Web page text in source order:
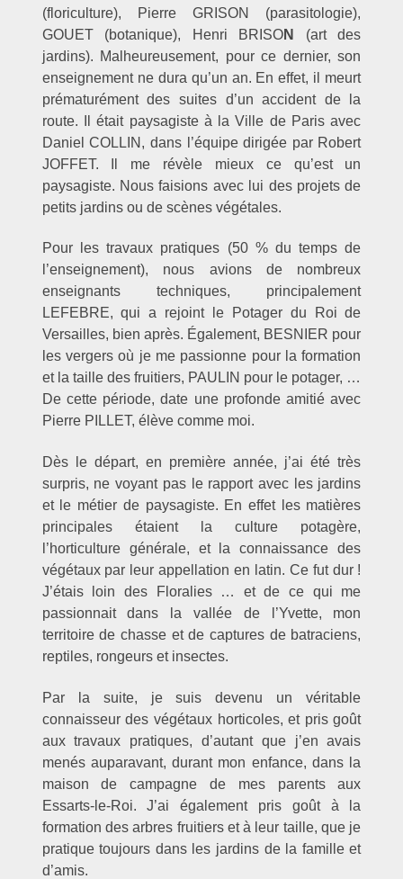
(floriculture), Pierre GRISON (parasitologie),
GOUET (botanique), Henri BRISON
(art des
jardins). Malheureusement, pour ce dernier, son
enseignement ne dura qu’un an. En effet, il meurt
prématurément des suites d’un accident de la
route. Il était paysagiste à la Ville de Paris avec
Daniel COLLIN, dans l’équipe dirigée par Robert
JOFFET. Il me révèle mieux ce qu’est un
paysagiste. Nous faisions avec lui des projets de
petits jardins ou de scènes végétales.
Pour les travaux pratiques (50 % du temps de
l’enseignement), nous avions de nombreux
enseignants techniques, principalement
LEFEBRE, qui a rejoint le Potager du Roi de
Versailles, bien après. Également, BESNIER pour
les vergers où je me passionne pour la formation
et la taille des fruitiers, PAULIN pour le potager, …
De cette période, date une profonde amitié avec
Pierre PILLET, élève comme moi.
Dès le départ, en première année, j’ai été très
surpris, ne voyant pas le rapport avec les jardins
et le métier de paysagiste. En effet les matières
principales étaient la culture potagère,
l’horticulture générale, et la connaissance des
végétaux par leur appellation en latin. Ce fut dur !
J’étais loin des Floralies … et de ce qui me
passionnait dans la vallée de l’Yvette, mon
territoire de chasse et de captures de batraciens,
reptiles, rongeurs et insectes.
Par la suite, je suis devenu un véritable
connaisseur des végétaux horticoles, et pris goût
aux travaux pratiques, d’autant que j’en avais
menés auparavant, durant mon enfance, dans la
maison de campagne de mes parents aux
Essarts-le-Roi. J’ai également pris goût à la
formation des arbres fruitiers et à leur taille, que je
pratique toujours dans les jardins de la famille et
d’amis.